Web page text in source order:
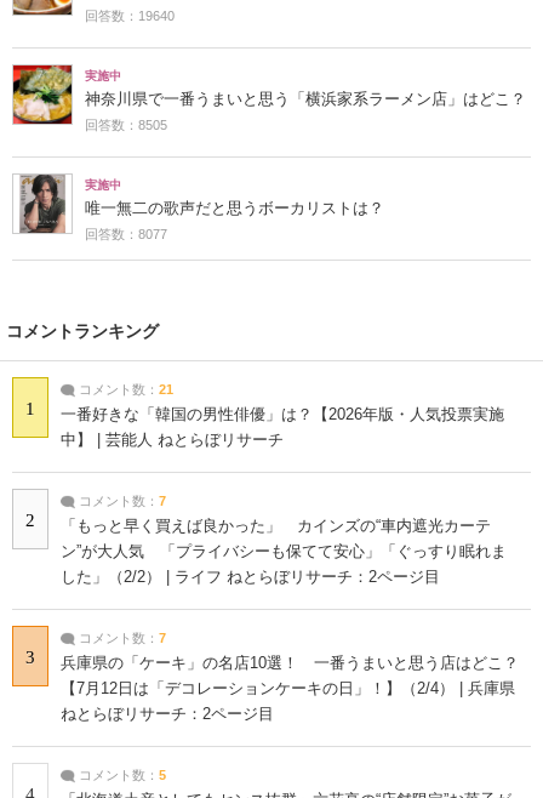
回答数：19640
実施中
神奈川県で一番うまいと思う「横浜家系ラーメン店」はどこ？
回答数：8505
実施中
唯一無二の歌声だと思うボーカリストは？
回答数：8077
コメントランキング
1
コメント数： 21
一番好きな「韓国の男性俳優」は？【2026年版・人気投票実施
中】 | 芸能人 ねとらぼリサーチ
2
コメント数： 7
「もっと早く買えば良かった」 カインズの“車内遮光カーテ
ン”が大人気 「プライバシーも保てて安心」「ぐっすり眠れま
した」（2/2） | ライフ ねとらぼリサーチ：2ページ目
3
コメント数： 7
兵庫県の「ケーキ」の名店10選！ 一番うまいと思う店はどこ？
【7月12日は「デコレーションケーキの日」！】（2/4） | 兵庫県
ねとらぼリサーチ：2ページ目
4
コメント数： 5